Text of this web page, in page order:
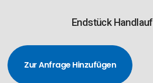
Endstück Handlauf
Zur Anfrage Hinzufügen